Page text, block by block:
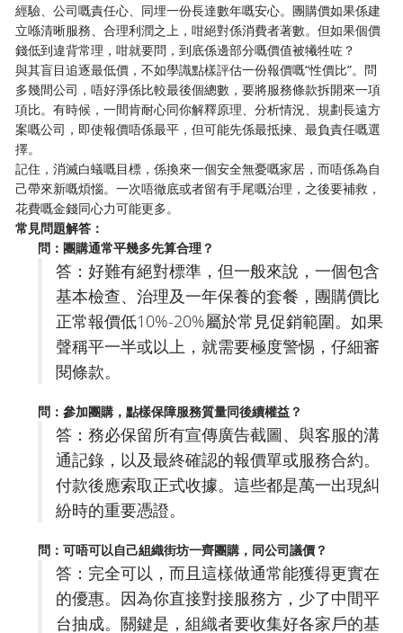
經驗、公司嘅責任心、同埋一份長達數年嘅安心。團購價如果係建
立喺清晰服務、合理利潤之上，咁絕對係消費者著數。但如果個價
錢低到違背常理，咁就要問，到底係邊部分嘅價值被犧牲咗？
與其盲目追逐最低價，不如學識點樣評估一份報價嘅“性價比”。問
多幾間公司，唔好淨係比較最後個總數，要將服務條款拆開來一項
項比。有時候，一間肯耐心同你解釋原理、分析情況、規劃長遠方
案嘅公司，即使報價唔係最平，但可能先係最抵揀、最負責任嘅選
擇。
記住，消滅白蟻嘅目標，係換來一個安全無憂嘅家居，而唔係為自
己帶來新嘅煩惱。一次唔徹底或者留有手尾嘅治理，之後要補救，
花費嘅金錢同心力可能更多。
常見問題解答：
問：團購通常平幾多先算合理？
答：好難有絕對標準，但一般來說，一個包含
基本檢查、治理及一年保養的套餐，團購價比
正常報價低10%-20%屬於常見促銷範圍。如果
聲稱平一半或以上，就需要極度警惕，仔細審
閱條款。
問：參加團購，點樣保障服務質量同後續權益？
答：務必保留所有宣傳廣告截圖、與客服的溝
通記錄，以及最終確認的報價單或服務合約。
付款後應索取正式收據。這些都是萬一出現糾
紛時的重要憑證。
問：可唔可以自己組織街坊一齊團購，同公司議價？
答：完全可以，而且這樣做通常能獲得更實在
的優惠。因為你直接對接服務方，少了中間平
台抽成。關鍵是，組織者要收集好各家戶的基